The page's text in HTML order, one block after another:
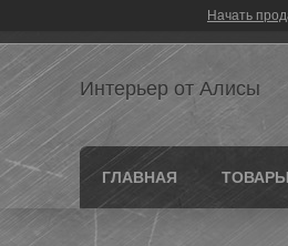
Начать
Интерьер от Алисы
ГЛАВНАЯ